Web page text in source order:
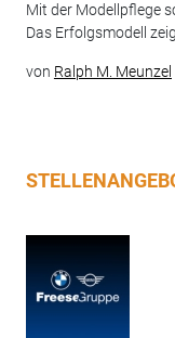
Mit der Modellpflege
Das Erfolgsmodell
von Ralph M. Meunzel